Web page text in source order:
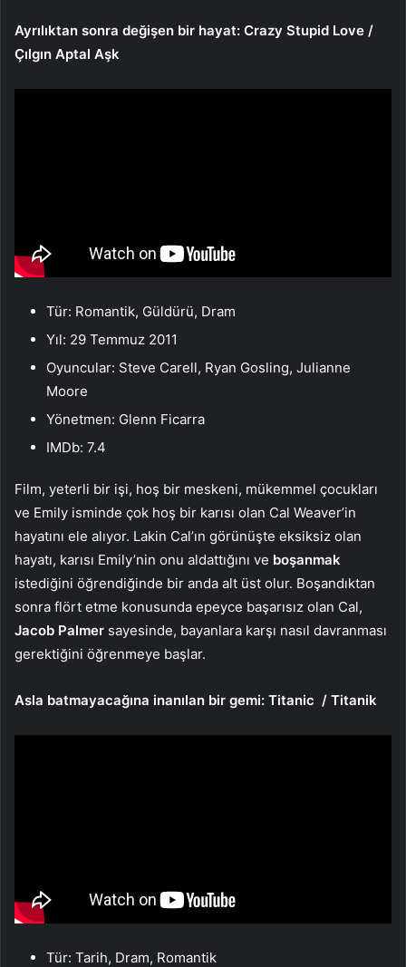
Ayrılıktan sonra değişen bir hayat: Crazy Stupid Love /
Çılgın Aptal Aşk
Tür: Romantik, Güldürü, Dram
Yıl: 29 Temmuz 2011
Oyuncular: Steve Carell, Ryan Gosling, Julianne
Moore
Yönetmen: Glenn Ficarra
IMDb: 7.4
Film, yeterli bir işi, hoş bir meskeni, mükemmel çocukları
ve Emily isminde çok hoş bir karısı olan Cal Weaver’in
hayatını ele alıyor. Lakin Cal’ın görünüşte eksiksiz olan
hayatı, karısı Emily’nin onu aldattığını ve boşanmak
istediğini öğrendiğinde bir anda alt üst olur. Boşandıktan
sonra flört etme konusunda epeyce başarısız olan Cal,
Jacob Palmer sayesinde, bayanlara karşı nasıl davranması
gerektiğini öğrenmeye başlar.
Asla batmayacağına inanılan bir gemi: Titanic / Titanik
Tür: Tarih, Dram, Romantik